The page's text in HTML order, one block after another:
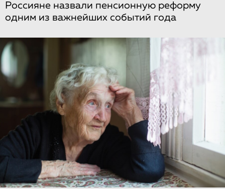
Россияне назвали пенсионную реформу
одним из важнейших событий года